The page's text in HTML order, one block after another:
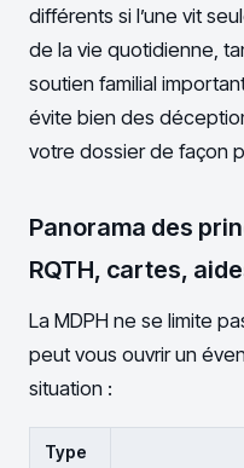
différents si l’une vit
de la vie quotidienne,
soutien familial
évite bien des
votre dossier de façon
Panorama des
RQTH, cartes,
La MDPH ne se limite
peut vous ouvrir un
situation :
Type